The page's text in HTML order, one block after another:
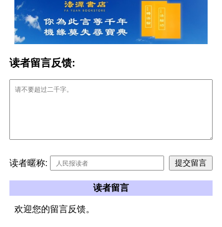
读者留言反馈:
读者暱称:
读者留言
欢迎您的留言反馈。